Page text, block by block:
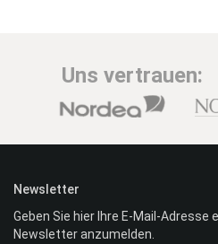
Uns vertrauen:
Newsletter
Geben Sie hier Ihre E-Mail-Adresse
Newsletter anzumelden.